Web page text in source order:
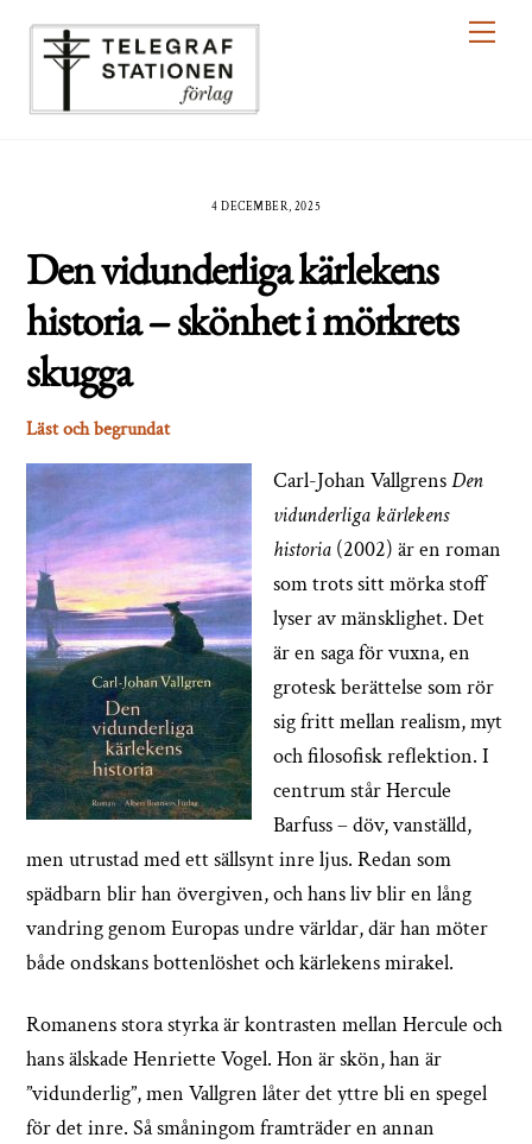
4 DECEMBER, 2025
Den vidunderliga kärlekens
historia – skönhet i mörkrets
skugga
Läst och begrundat
Carl-Johan VallgrensDen
vidunderliga kärlekens
historia (2002) är en roman
som trots sitt mörka stoff
lyser av mänsklighet. Det
är en saga för vuxna, en
grotesk berättelse som rör
sig fritt mellan realism, myt
och filosofisk reflektion. I
centrum står Hercule
Barfuss – döv, vanställd,
men utrustad med ett sällsynt inre ljus. Redan som
spädbarn blir han övergiven, och hans liv blir en lång
vandring genom Europas undre världar, där han möter
både ondskans bottenlöshet och kärlekens mirakel.
Romanens stora styrka är kontrasten mellan Hercule och
hans älskade Henriette Vogel. Hon är skön, han är
”vidunderlig”, men Vallgren låter det yttre bli en spegel
för det inre. Så småningom framträder en annan